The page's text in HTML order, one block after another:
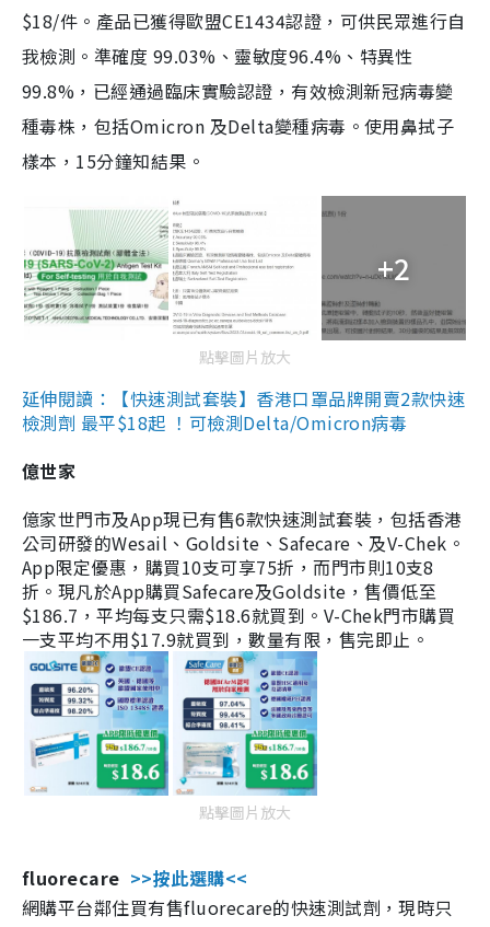
$18/件。產品已獲得歐盟CE1434認證，可供民眾進行自
我檢測。準確度 99.03%、靈敏度96.4%、特異性
99.8%，已經通過臨床實驗認證，有效檢測新冠病毒變
種毒株，包括Omicron 及Delta變種病毒。使用鼻拭子
樣本，15分鐘知結果。
+2
點擊圖片放大
延伸閱讀：【快速測試套裝】香港口罩品牌開賣2款快速
檢測劑 最平$18起 ！可檢測Delta/Omicron病毒
億世家
億家世門市及App現已有售6款快速測試套裝，包括香港
公司研發的Wesail、Goldsite、Safecare、及V-Chek。
App限定優惠，購買10支可享75折，而門市則10支8
折。現凡於App購買Safecare及Goldsite，售價低至
$186.7，平均每支只需$18.6就買到。V-Chek門市購買
一支平均不用$17.9就買到，數量有限，售完即止。
點擊圖片放大
fluorecare >>按此選購<<
網購平台鄰住買有售fluorecare的快速測試劑，現時只